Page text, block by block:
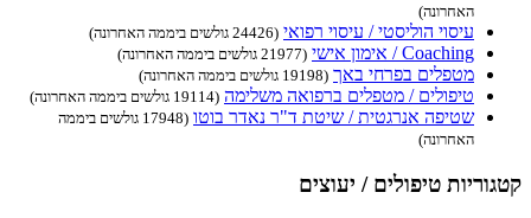
האחרונה)
עיסוי הוליסטי / עיסוי רפואי (24426 גולשים ביממה האחרונה)
Coaching / אימון אישי (21977 גולשים ביממה האחרונה)
מטפלים בפרחי באך (19198 גולשים ביממה האחרונה)
טיפולים / מטפלים ברפואה משלימה (19114 גולשים ביממה האחרונה)
שטיפה אנרגטית / שיטת ד"ר נאדר בוטו
(17948 גולשים ביממה
האחרונה)
קטגוריות טיפולים / יעוצים